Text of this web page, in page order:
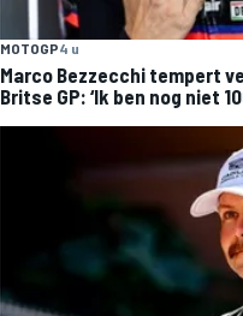
MOTOGP4 u
Marco Bezzecchi tempert
Britse GP: ‘Ik ben nog niet